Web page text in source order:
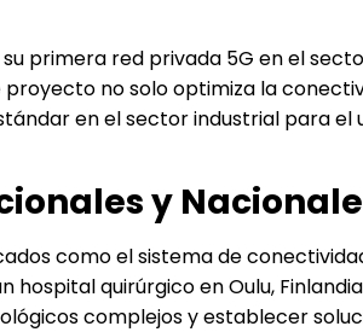
primera red privada 5G en el
proyecto no solo optimiza la
en el sector industrial para el
y
como el sistema de
quirúrgico en Oulu,
complejos y establecer